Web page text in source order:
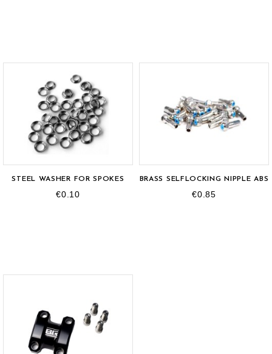
STEEL WASHER FOR SPOKES
€0.10
BRASS SELFLOCKING NIPPLE ABS
€0.85